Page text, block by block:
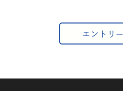
エントリー